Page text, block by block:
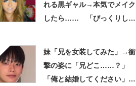
れる黒ギャル→本気でメイク
したら…… 「びっくりし
妹「兄を女装してみた」→衝
撃の姿に「兄どこ……？」
「俺と結婚してください」と